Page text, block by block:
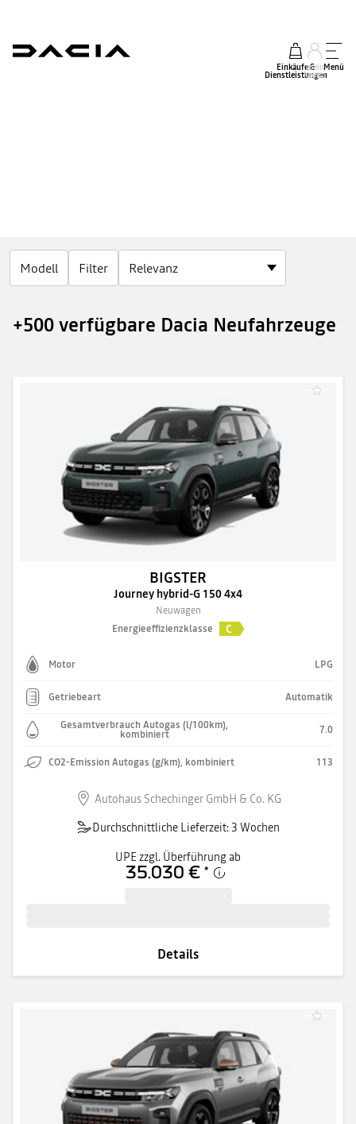
Einkäufe &
Dienstleistungen
mein
Konto
Menü
Modell Filter
+500 verfügbare Dacia Neufahrzeuge
BIGSTER
Journey hybrid-G 150 4x4
Neuwagen
Energieeffizienzklasse
C
Motor LPG
Getriebeart Automatik
Gesamtverbrauch Autogas (l/100km),
kombiniert 7.0
CO2-Emission Autogas (g/km), kombiniert 113
Autohaus Schechinger GmbH & Co. KG
Durchschnittliche Lieferzeit: 3 Wochen
UPE zzgl. Überführung ab
35.030 € *
Details